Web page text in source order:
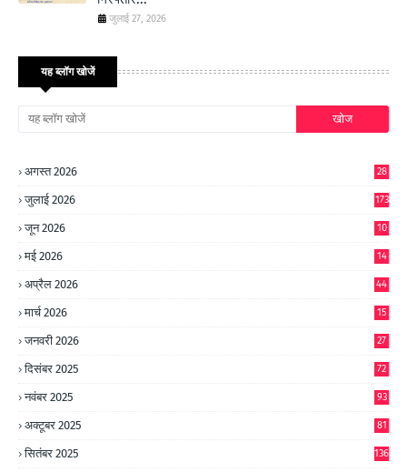
जुलाई 27, 2026
यह ब्लॉग खोजें
अगस्त 2026 28
जुलाई 2026 173
जून 2026
10
मई 2026
14
अप्रैल 2026 44
मार्च 2026 15
जनवरी 2026 27
दिसंबर 2025 72
नवंबर 2025 93
अक्टूबर 2025 81
सितंबर 2025 136